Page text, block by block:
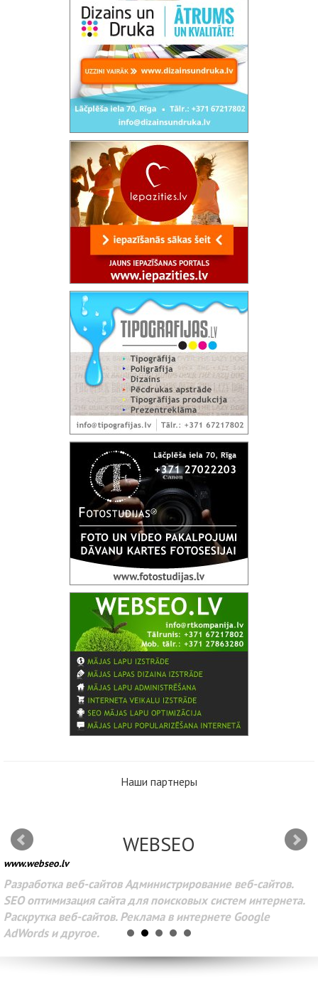
Наши партнеры
WEBSEO
www.webseo.lv
Разработка веб-сайтов Администрирование веб-сайтов.
SEO оптимизация сайта для поисковых систем интернета.
Раскрутка веб-сайтов. Реклама в интернете Google
AdWords и другое.